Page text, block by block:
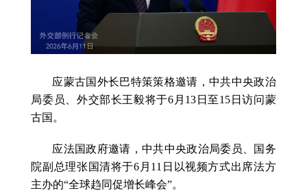
应蒙古国外长巴特策策格邀请，中共中央政治
局委员、外交部长王毅将于6月13日至15日访问蒙
古国。
应法国政府邀请，中共中央政治局委员、国务
院副总理张国清将于6月11日以视频方式出席法方
主办的“全球趋同促增长峰会”。